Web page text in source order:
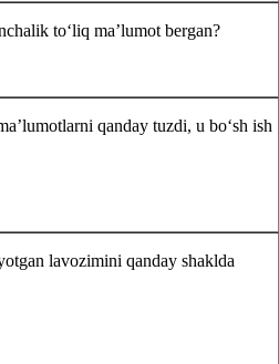
toʻliq ma’lumot bergan?
qanday tuzdi, u boʻsh ish
lavozimini qanday shaklda